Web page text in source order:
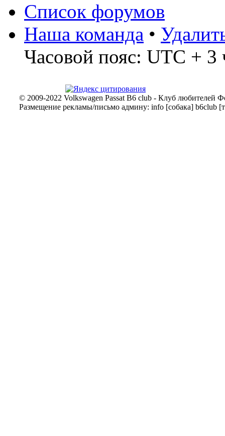
Список форумов
Наша команда •
Часовой пояс: UTC + 3
© 2009-2022 Volkswagen Passat B6 club - Клуб любителей
Размещение рекламы/письмо админу: info [собака] b6club